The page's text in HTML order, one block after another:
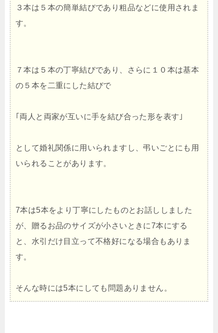
３本は５本の簡単結びであり粗品などに使用されま
す。
７本は５本の丁寧結びであり、さらに１０本は基本
の５本を二重にした結びで
｢両人と両家が互いに手を結び合った形を表す｣
として婚礼関係に用いられますし、弔いごとにも用
いられることがあります。
7本は5本をより丁寧にしたものとお話ししました
が、贈るお品のサイズが小さいときに7本にする
と、水引だけ目立って不格好になる場合もありま
す。
そんな時には5本にしても問題ありません。